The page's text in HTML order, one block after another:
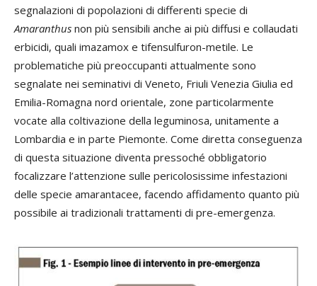
segnalazioni di popolazioni di differenti specie di
Amaranthus non più sensibili anche ai più diffusi e collaudati
erbicidi, quali imazamox e tifensulfuron-metile. Le
problematiche più preoccupanti attualmente sono
segnalate nei seminativi di Veneto, Friuli Venezia Giulia ed
Emilia-Romagna nord orientale, zone particolarmente
vocate alla coltivazione della leguminosa, unitamente a
Lombardia e in parte Piemonte. Come diretta conseguenza
di questa situazione diventa pressoché obbligatorio
focalizzare l’attenzione sulle pericolosissime infestazioni
delle specie amarantacee, facendo affidamento quanto più
possibile ai tradizionali trattamenti di pre-emergenza.